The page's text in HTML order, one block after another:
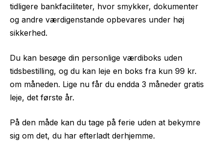
tidligere bankfaciliteter, hvor smykker, dokumenter
og andre værdigenstande opbevares under høj
sikkerhed.
Du kan besøge din personlige værdiboks uden
tidsbestilling, og du kan leje en boks fra kun 99 kr.
om måneden. Lige nu får du endda 3 måneder gratis
leje, det første år.
På den måde kan du tage på ferie uden at bekymre
sig om det, du har efterladt derhjemme.